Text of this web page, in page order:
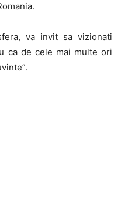
va invit sa vizionati
ca de cele mai multe ori